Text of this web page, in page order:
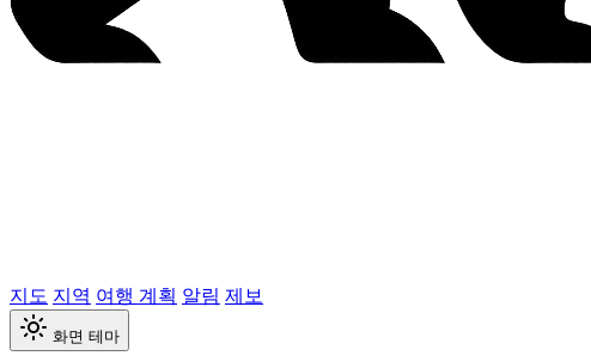
지도 지역 여행 계획 알림 제보
화면 테마